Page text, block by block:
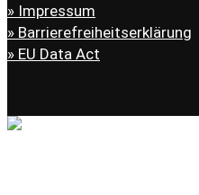
Impressum
Barrierefreiheitserklärung
EU Data Act